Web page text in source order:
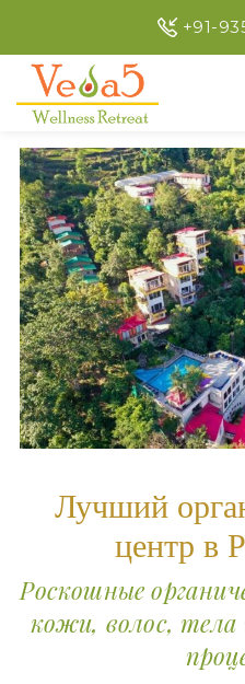
+91-
Лучший
центр в
Роскошные
кожи, волос,